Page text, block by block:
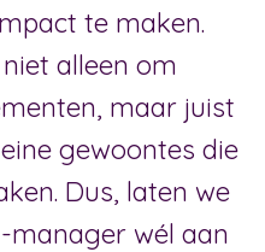
te maken.
alleen om
maar juist
gewoontes die
Dus, laten we
manager wél aan